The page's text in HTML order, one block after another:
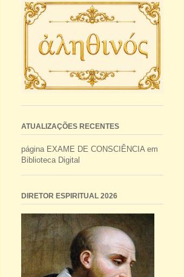
ATUALIZAÇÕES RECENTES
página EXAME DE CONSCIÊNCIA em
Biblioteca Digital
DIRETOR ESPIRITUAL 2026